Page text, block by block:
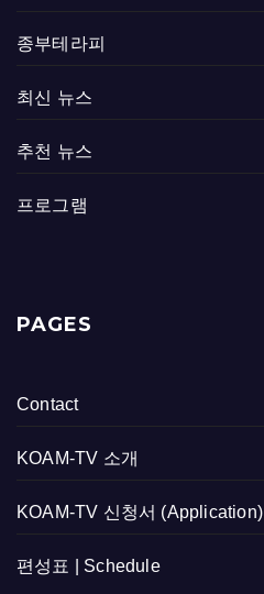
종부테라피
최신 뉴스
추천 뉴스
프로그램
PAGES
Contact
KOAM-TV 소개
KOAM-TV 신청서 (Application)
편성표 | Schedule